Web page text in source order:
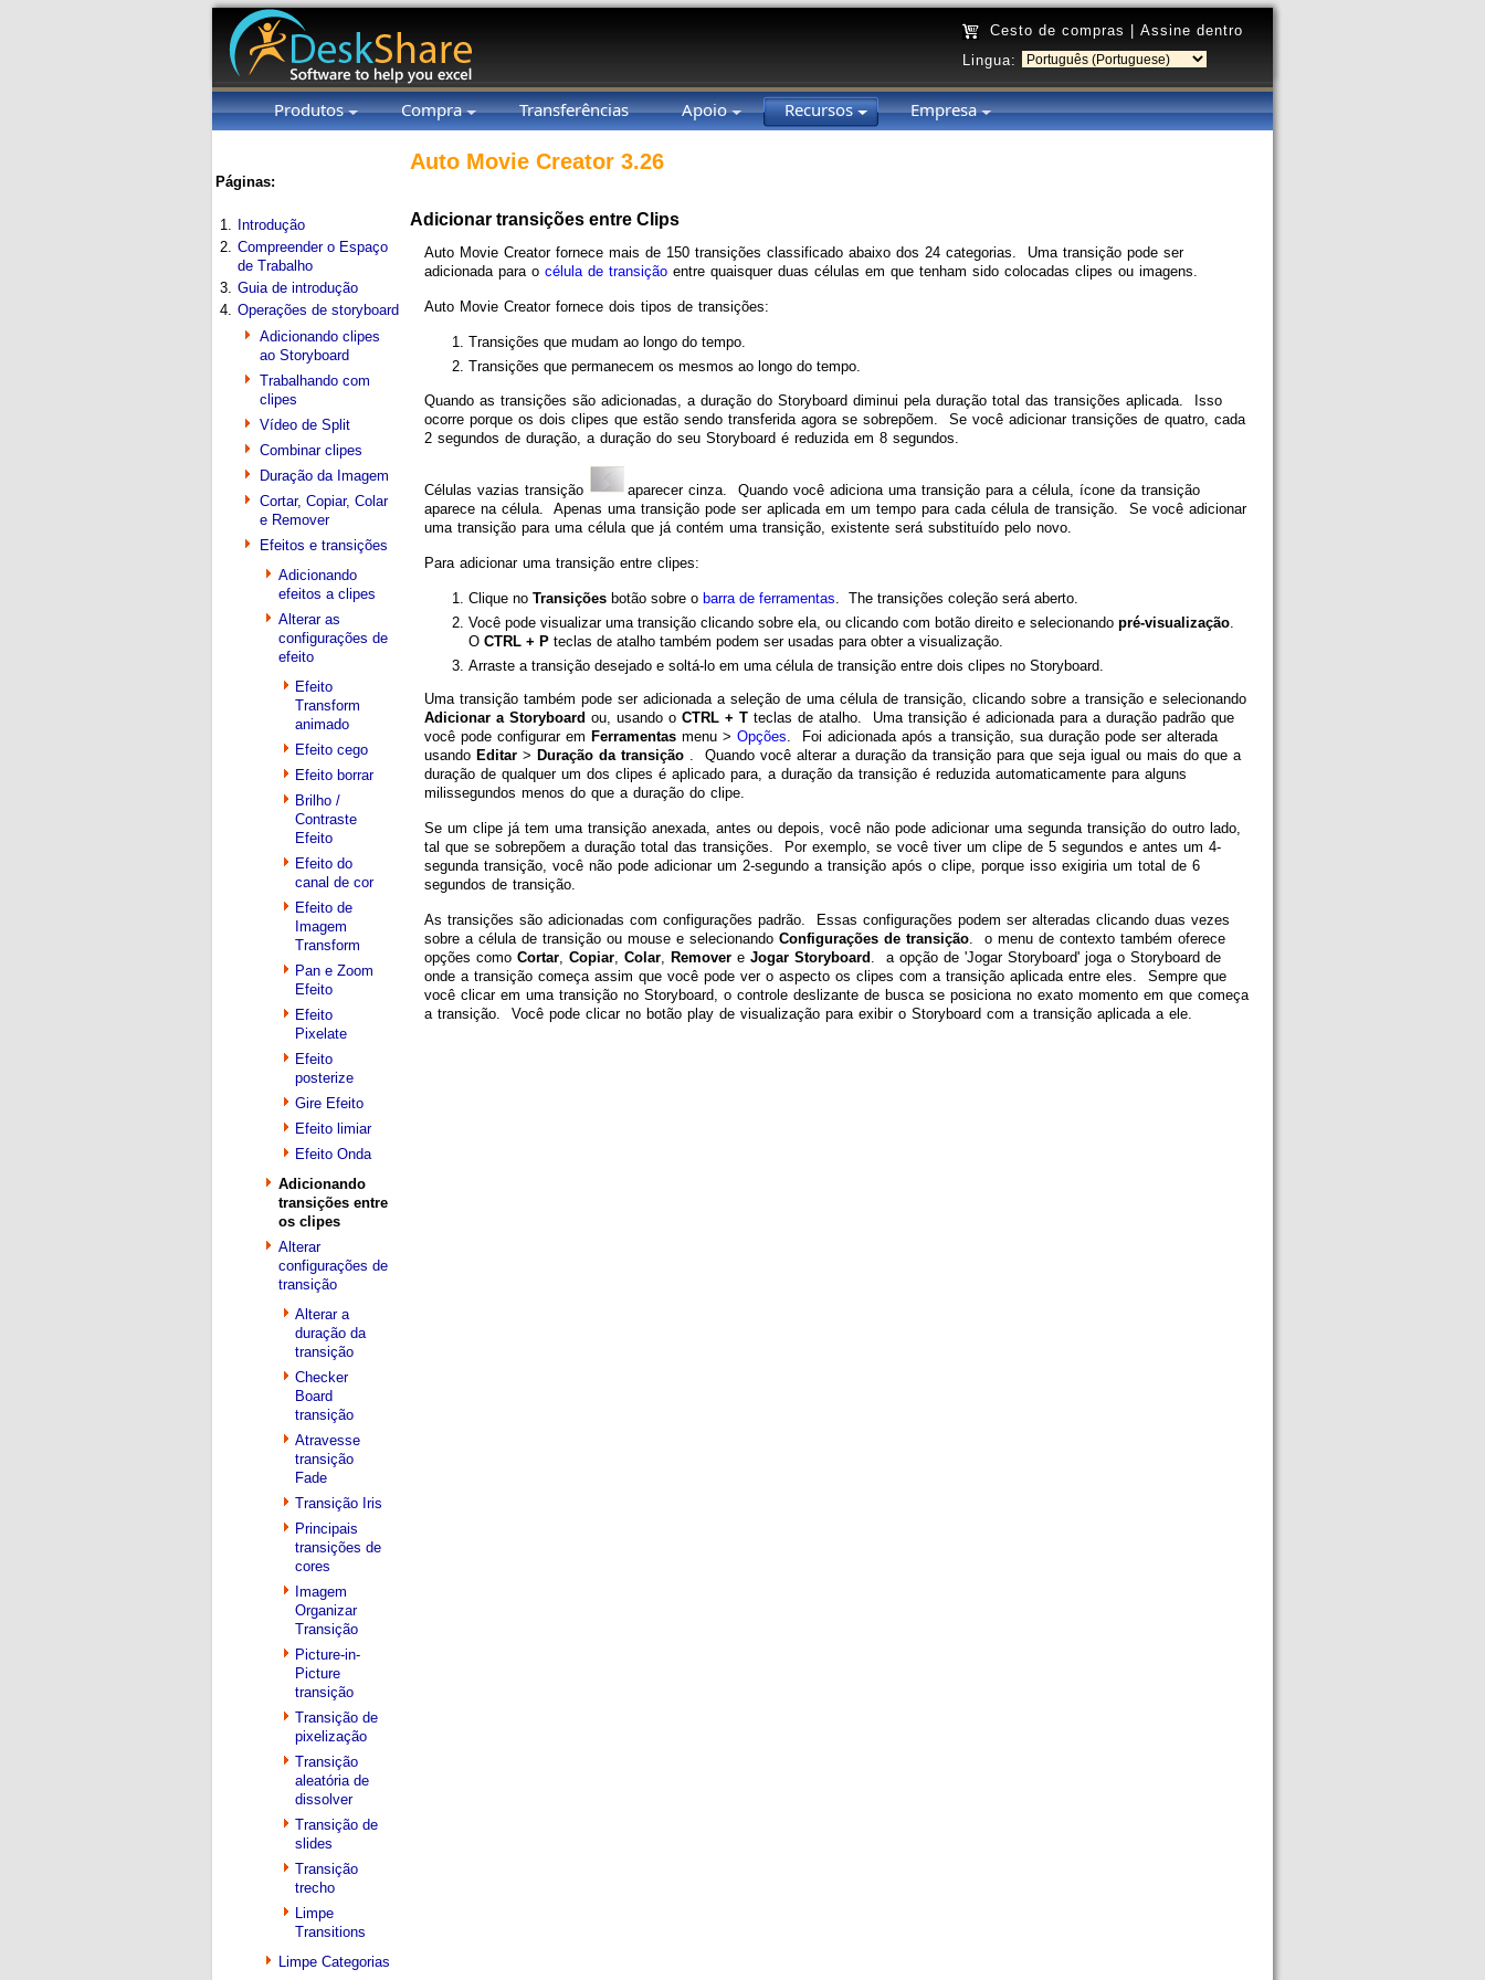
Cesto de compras
Assine dentro
Lingua:
Produtos Compra Transferências Apoio Recursos Empresa
Páginas:
1.
Introdução
2. Compreender o Espaço
de Trabalho
3. Guia de introdução
4. Operações de storyboard
Adicionando clipes
ao Storyboard
Trabalhando com
clipes
Vídeo de Split
Combinar clipes
Duração da Imagem
Cortar, Copiar, Colar
e Remover
Efeitos e transições
Adicionando
efeitos a clipes
Alterar as
configurações de
efeito
Efeito
Transform
animado
Efeito cego
Efeito borrar
Brilho /
Contraste
Efeito
Efeito do
canal de cor
Efeito de
Imagem
Transform
Pan e Zoom
Efeito
Efeito
Pixelate
Efeito
posterize
Gire Efeito
Efeito limiar
Efeito Onda
Adicionando
transições entre
os clipes
Alterar
configurações de
transição
Alterar a
duração da
transição
Checker
Board
transição
Atravesse
transição
Fade
Transição Iris
Principais
transições de
cores
Imagem
Organizar
Transição
Picture-in-
Picture
transição
Transição de
pixelização
Transição
aleatória de
dissolver
Transição de
slides
Transição
trecho
Limpe
Transitions
Limpe Categorias
Auto Movie Creator 3.26
Adicionar transições entre Clips
Auto Movie Creator fornece mais de 150 transições classificado abaixo dos 24 categorias. Uma transição pode ser
adicionada para o célula de transição entre quaisquer duas células em que tenham sido colocadas clipes ou imagens.
Auto Movie Creator fornece dois tipos de transições:
Transições que mudam ao longo do tempo.
Transições que permanecem os mesmos ao longo do tempo.
Quando as transições são adicionadas, a duração do Storyboard diminui pela duração total das transições aplicada. Isso
ocorre porque os dois clipes que estão sendo transferida agora se sobrepõem. Se você adicionar transições de quatro, cada
2 segundos de duração, a duração do seu Storyboard é reduzida em 8 segundos.
Células vazias transição
aparecer cinza. Quando você adiciona uma transição para a célula, ícone da transição
aparece na célula. Apenas uma transição pode ser aplicada em um tempo para cada célula de transição. Se você adicionar
uma transição para uma célula que já contém uma transição, existente será substituído pelo novo.
Para adicionar uma transição entre clipes:
Clique no Transições botão sobre o barra de ferramentas . The transições coleção será aberto.
Você pode visualizar uma transição clicando sobre ela, ou clicando com botão direito e selecionando pré-visualização
O CTRL + P teclas de atalho também podem ser usadas para obter a visualização.
Arraste a transição desejado e soltá-lo em uma célula de transição entre dois clipes no Storyboard.
Uma transição também pode ser adicionada a seleção de uma célula de transição, clicando sobre a transição e selecionando
Adicionar a Storyboard ou, usando o CTRL + T teclas de atalho. Uma transição é adicionada para a duração padrão que
você pode configurar em Ferramentas menu > Opções . Foi adicionada após a transição, sua duração pode ser alterada
usando Editar > Duração da transição . Quando você alterar a duração da transição para que seja igual ou mais do que a
duração de qualquer um dos clipes é aplicado para, a duração da transição é reduzida automaticamente para alguns
milissegundos menos do que a duração do clipe.
Se um clipe já tem uma transição anexada, antes ou depois, você não pode adicionar uma segunda transição do outro lado,
tal que se sobrepõem a duração total das transições. Por exemplo, se você tiver um clipe de 5 segundos e antes um 4-
segunda transição, você não pode adicionar um 2-segundo a transição após o clipe, porque isso exigiria um total de 6
segundos de transição.
As transições são adicionadas com configurações padrão. Essas configurações podem ser alteradas clicando duas vezes
sobre a célula de transição ou mouse e selecionando Configurações de transição . o menu de contexto também oferece
opções como Cortar Copiar Colar Remover e Jogar Storyboard
. a opção de 'Jogar Storyboard' joga o Storyboard de
onde a transição começa assim que você pode ver o aspecto os clipes com a transição aplicada entre eles. Sempre que
você clicar em uma transição no Storyboard, o controle deslizante de busca se posiciona no exato momento em que começa
a transição. Você pode clicar no botão play de visualização para exibir o Storyboard com a transição aplicada a ele.